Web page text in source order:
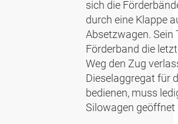
sich die
durch eine Klappe
Absetzwagen.
Förderband die
Weg den Zug
Dieselaggregat für
bedienen, muss
Silowagen geöffnet